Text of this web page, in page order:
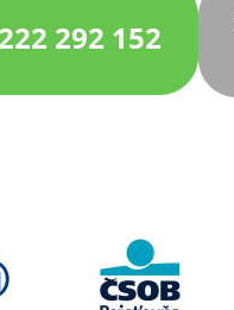
292 152